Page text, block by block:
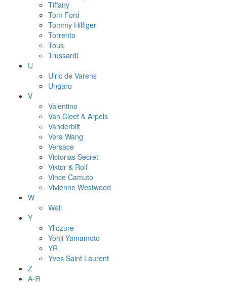
Tiffany
Tom Ford
Tommy Hilfiger
Torrento
Tous
Trussardi
U
Ulric de Varens
Ungaro
V
Valentino
Van Cleef & Arpels
Vanderbilt
Vera Wang
Versace
Victorias Secret
Viktor & Rolf
Vince Camuto
Vivienne Westwood
W
Weil
Y
Yllozure
Yohji Yamamoto
YR
Yves Saint Laurent
Z
А-Я